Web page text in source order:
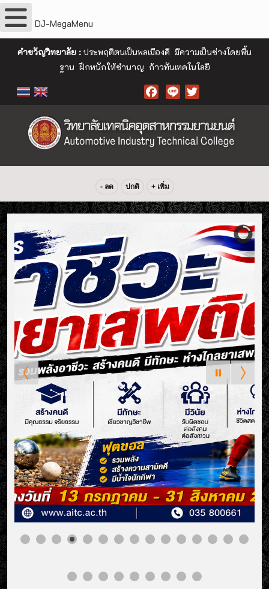
DJ-MegaMenu
คำขวัญวิทยาลัย : ประพฤติตนเป็นพลเมืองดี มีความเป็นช่างโดยพื้น
ฐาน ฝึกหนักให้ชำนาญ ก้าวทันเทคโนโลยี
- ลด ปกติ + เพิ่ม